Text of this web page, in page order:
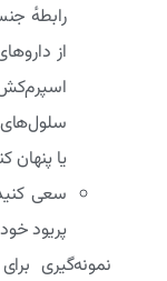
رابطهٔ
از
یا پنهان
سعی
پریود
نمونه‌گیری